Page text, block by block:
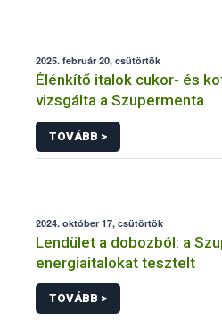
2025. február 20, csütörtök
Élénkítő italok cukor- és
vizsgálta a Szupermenta
TOVÁBB >
2024. október 17, csütörtök
Lendület a dobozból: a
energiaitalokat tesztelt
TOVÁBB >